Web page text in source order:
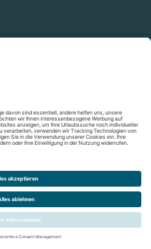
Sie uns auf: